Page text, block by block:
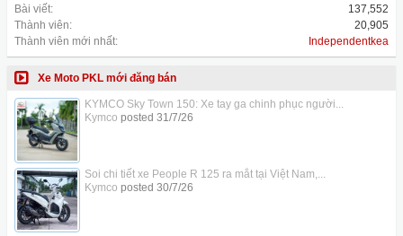
Bài viết:
137,552
Thành viên:
20,905
Thành viên mới nhất:
Independentkea
Xe Moto PKL mới đăng bán
KYMCO Sky Town 150: Xe tay ga chinh phục người...
Kymco posted 31/7/26
Soi chi tiết xe People R 125 ra mắt tại Việt Nam,...
Kymco posted 30/7/26